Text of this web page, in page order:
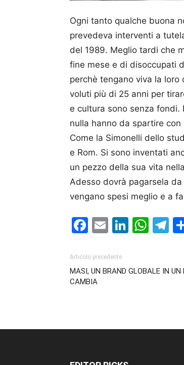
Ogni tanto qualche buona
prevedeva interventi a
del 1989. Meglio tardi che
fine mese e di disoccupati
perchè tengano viva la
voluti più di 25 anni per
e cultura sono senza fondi.
nulla hanno da spartire con
Come la Simonelli dello
e Rom. Si sono inventati
un pezzo della sua vita
Adesso dovrà pagarsela
vengano spesi meglio e a
Facebook
Email
Articolo precedente
MASI, UN BRAND GLOBALE IN UN
CAMBIA